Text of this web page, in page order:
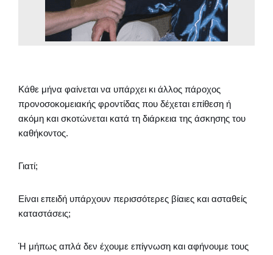
Κάθε μήνα φαίνεται να υπάρχει κι άλλος πάροχος
προνοσοκομειακής φροντίδας που δέχεται επίθεση ή
ακόμη και σκοτώνεται κατά τη διάρκεια της άσκησης του
καθήκοντος.
Γιατί;
Είναι επειδή υπάρχουν περισσότερες βίαιες και ασταθείς
καταστάσεις;
Ή μήπως απλά δεν έχουμε επίγνωση και αφήνουμε τους